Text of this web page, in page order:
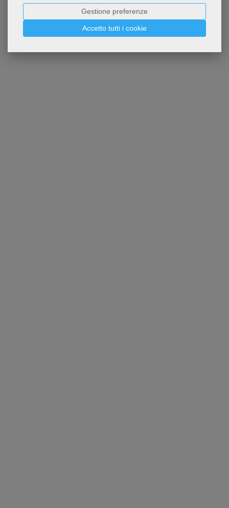
Accetto tutti i cookie
Gestione preferenze